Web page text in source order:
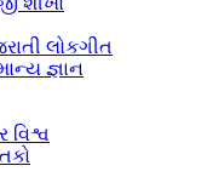
લોકગીત
જ્ઞાન
વિશ્વ